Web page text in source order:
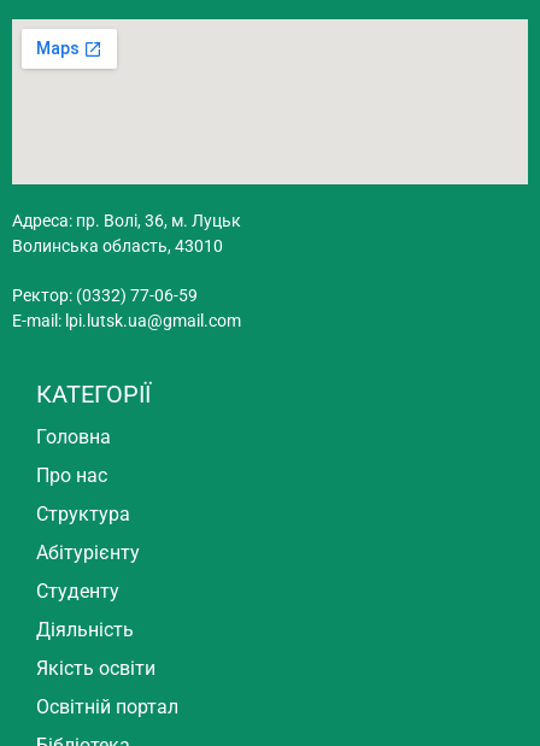
Адреса: пр. Волі, 36, м. Луцьк
Волинська область, 43010
Ректор: (0332) 77-06-59
E-mail: lpi.lutsk.ua@gmail.com
КАТЕГОРІЇ
Головна
Про нас
Структура
Абітурієнту
Студенту
Діяльність
Якість освіти
Освітній портал